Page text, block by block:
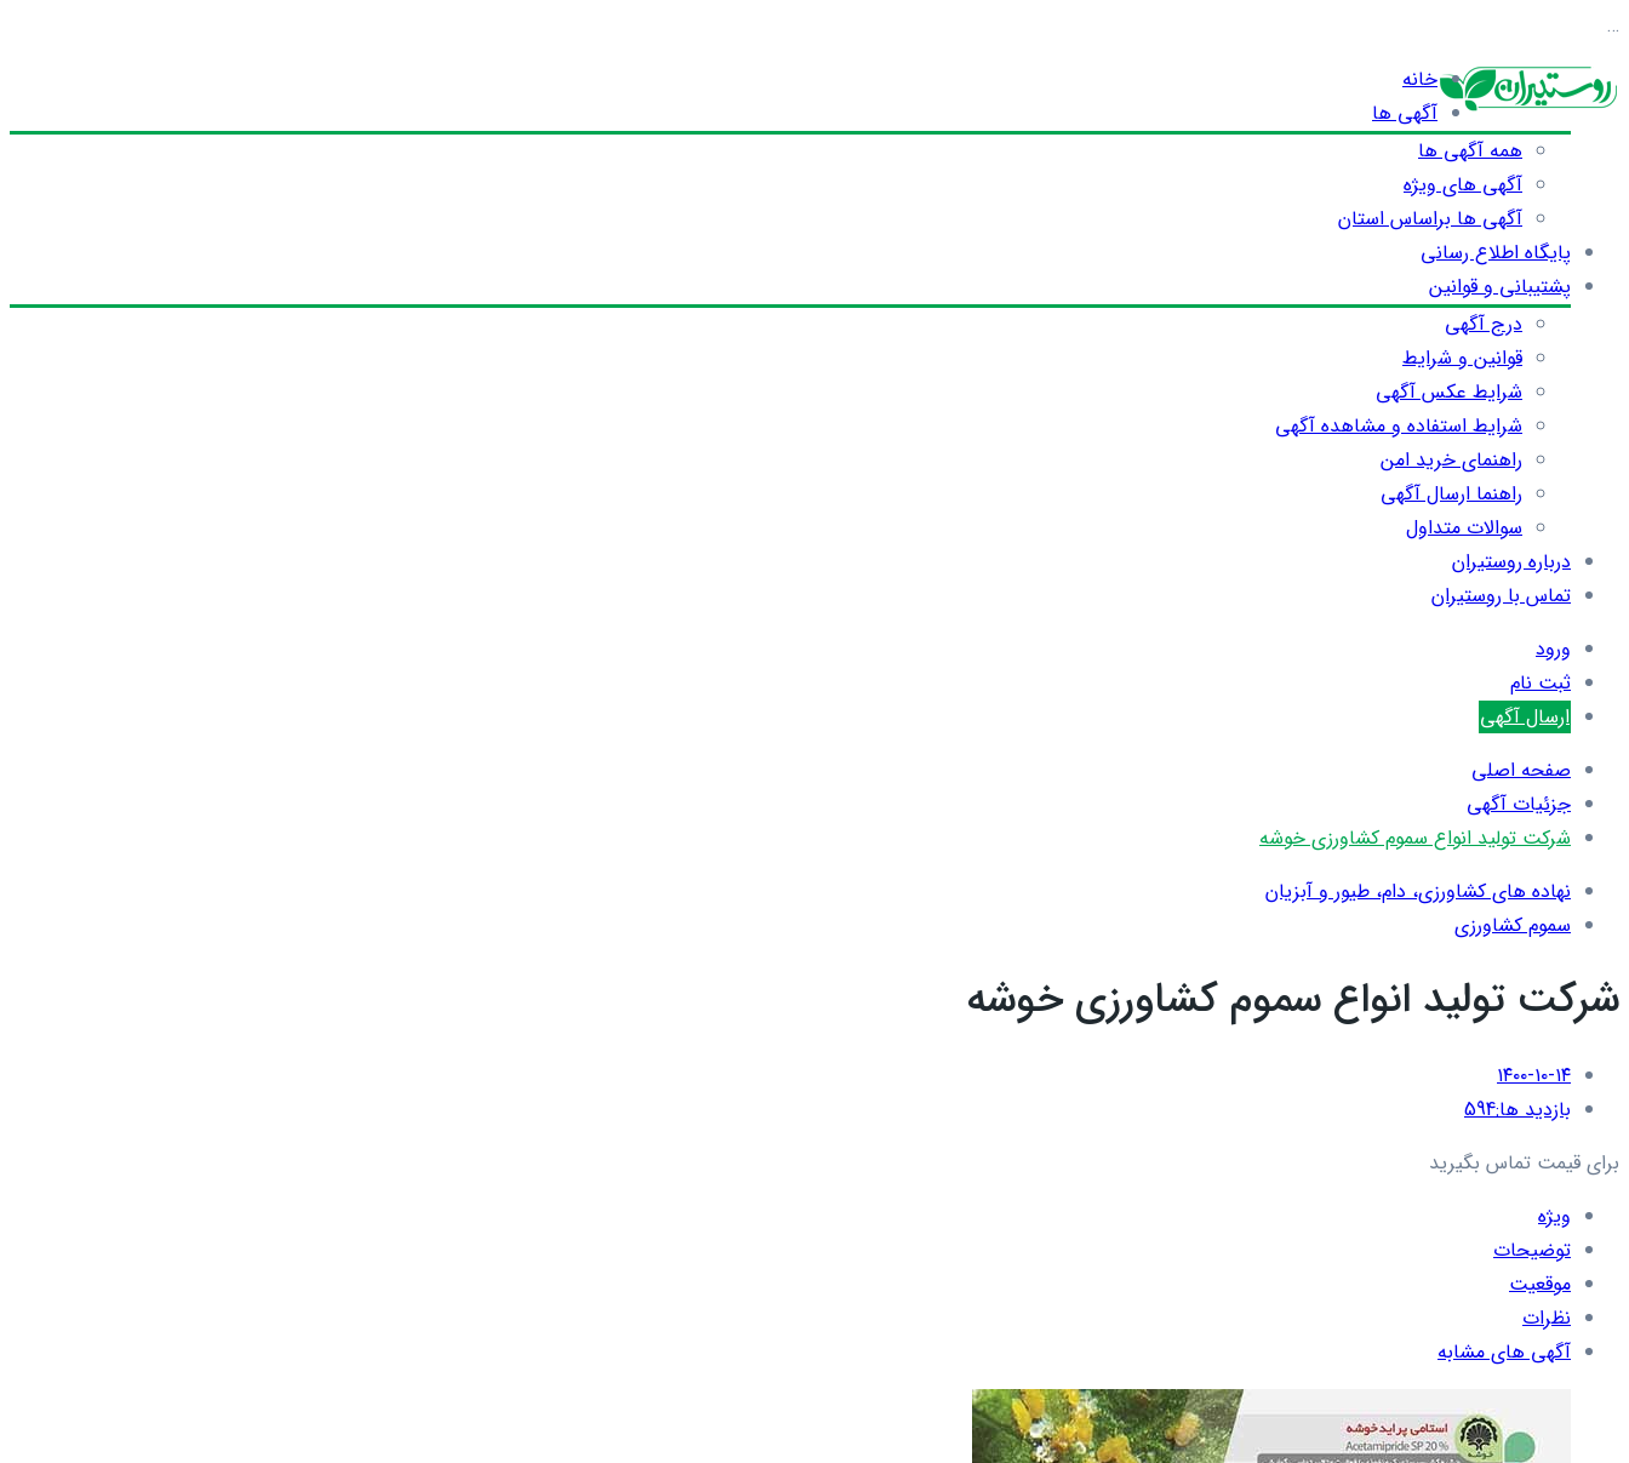
…
خانه
آگهی ها
همه آگهی ها
آگهی های ویژه
آگهی ها براساس استان
پایگاه اطلاع رسانی
پشتیبانی و قوانین
درج آگهی
قوانین و شرایط
شرایط عکس آگهی
شرایط استفاده و مشاهده آگهی
راهنمای خرید امن
راهنما ارسال آگهی
سوالات متداول
درباره روستیران
تماس با روستیران
ورود
ثبت نام
ارسال آگهی
صفحه اصلی
جزئیات آگهی
شرکت تولید انواع سموم کشاورزی خوشه
نهاده های کشاورزی، دام، طيور و آبزيان
سموم کشاورزی
شرکت تولید انواع سموم کشاورزی خوشه
۱۴۰۰-۱۰-۱۴
بازدید ها:594
برای قیمت تماس بگیرید
ویژه
توضیحات
موقعیت
نظرات
آگهی های مشابه